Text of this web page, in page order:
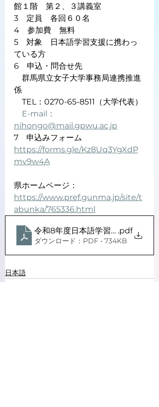
館１階　第２、３講義室
3　定員　各回６０名
4　参加費　無料
5　対象　日本語学習支援に携わっ
ている方
6　申込・問合せ先
群馬県立女子大学事務局連携推進
係
TEL：0270-65-8511（大学代表）
E-mail：
nihongo@mail.gpwu.ac.jp
7　申込みフォーム
https://forms.gle/Kz8Uq3YgXdP
mv9w4A
県ホームページ：
https://www.pref.gunma.jp/site/t
abunka/765336.html
令和8年度日本語学習支援ボラン
.pdf
ダウンロード：PDF • 734KB
日本語